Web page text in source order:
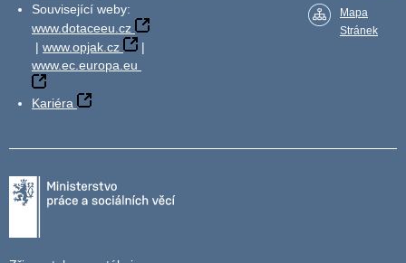
Související weby:
www.dotaceeu.cz
| www.opjak.cz
|
www.ec.europa.eu
Kariéra
Mapa
Stránek